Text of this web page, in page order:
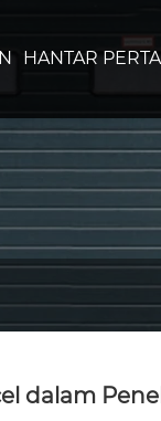
HANTAR
dalam